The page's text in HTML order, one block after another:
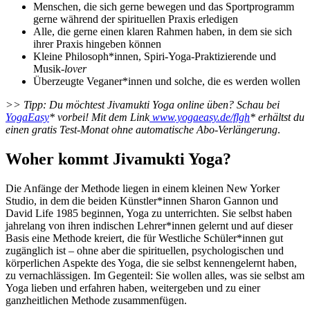
Menschen, die sich gerne bewegen und das Sportprogramm
gerne während der spirituellen Praxis erledigen
Alle, die gerne einen klaren Rahmen haben, in dem sie sich
ihrer Praxis hingeben können
Kleine Philosoph*innen, Spiri-Yoga-Praktizierende und
Musik-lover
Überzeugte Veganer*innen und solche, die es werden wollen
>> Tipp: Du möchtest Jivamukti Yoga online üben? Schau bei
YogaEasy* vorbei! Mit dem Linkwww.yogaeasy.de/flgh* erhältst du
einen gratis Test-Monat ohne automatische Abo-Verlängerung.
Woher kommt Jivamukti Yoga?
Die Anfänge der Methode liegen in einem kleinen New Yorker
Studio, in dem die beiden Künstler*innen Sharon Gannon und
David Life 1985 beginnen, Yoga zu unterrichten. Sie selbst haben
jahrelang von ihren indischen Lehrer*innen gelernt und auf dieser
Basis eine Methode kreiert, die für Westliche Schüler*innen gut
zugänglich ist – ohne aber die spirituellen, psychologischen und
körperlichen Aspekte des Yoga, die sie selbst kennengelernt haben,
zu vernachlässigen. Im Gegenteil: Sie wollen alles, was sie selbst am
Yoga lieben und erfahren haben, weitergeben und zu einer
ganzheitlichen Methode zusammenfügen.